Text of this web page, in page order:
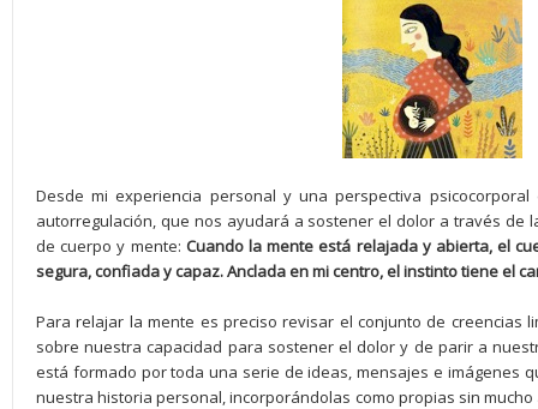
Desde mi experiencia personal y una perspectiva
autorregulación, que nos ayudará a sostener el dolor a través de
de cuerpo y mente: Cuando la mente está relajada y abierta, el
segura, confiada y capaz. Anclada en mi centro, el instinto tiene el
Para relajar la mente es preciso revisar el conjunto de creencias
sobre nuestra capacidad para sostener el dolor y de parir a
está formado por toda una serie de ideas, mensajes e imágenes
nuestra historia personal, incorporándolas como propias sin